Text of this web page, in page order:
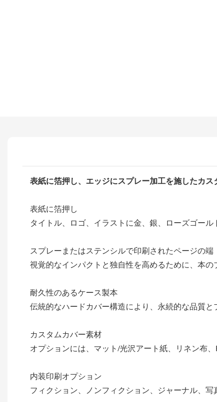
表紙に箔押し、エッジにスプレー加工を施したカス
表紙に箔押し
タイトル、ロゴ、イラストに金、銀、ローズゴー
スプレーまたはステンシルで印刷されたページの端
視覚的なインパクトと独自性を高めるために、本
耐久性のあるケース製本
伝統的なハードカバー構造により、永続的な品質と
カスタムカバー素材
オプションには、マット/光沢アート紙、リネン布
内装印刷オプション
フィクション、ノンフィクション、ジャーナル、